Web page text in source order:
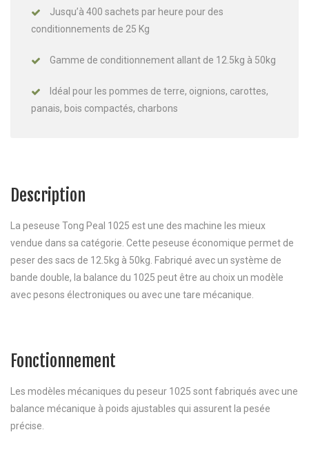
Jusqu’à 400 sachets par heure pour des
conditionnements de 25 Kg
Gamme de conditionnement allant de 12.5kg à 50kg
Idéal pour les pommes de terre, oignions, carottes,
panais, bois compactés, charbons
Description
La peseuse Tong Peal 1025 est une des machine les mieux
vendue dans sa catégorie. Cette peseuse économique permet de
peser des sacs de 12.5kg à 50kg. Fabriqué avec un système de
bande double, la balance du 1025 peut être au choix un modèle
avec pesons électroniques ou avec une tare mécanique.
Fonctionnement
Les modèles mécaniques du peseur 1025 sont fabriqués avec une
balance mécanique à poids ajustables qui assurent la pesée
précise.